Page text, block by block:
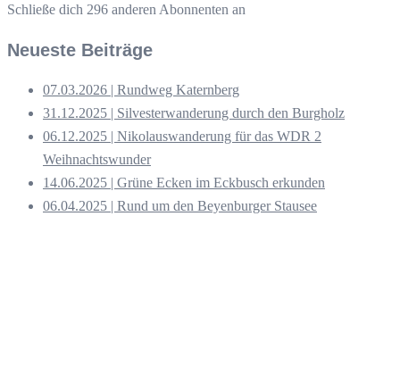
Schließe dich 296 anderen Abonnenten an
Neueste Beiträge
07.03.2026 | Rundweg Katernberg
31.12.2025 | Silvesterwanderung durch den Burgholz
06.12.2025 | Nikolauswanderung für das WDR 2
Weihnachtswunder
14.06.2025 | Grüne Ecken im Eckbusch erkunden
06.04.2025 | Rund um den Beyenburger Stausee